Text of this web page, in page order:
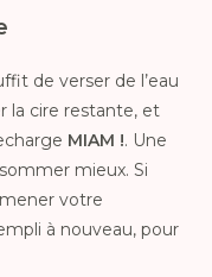
de verser de l’eau
la cire restante, et
MIAM !. Une
mieux. Si
votre
à nouveau, pour